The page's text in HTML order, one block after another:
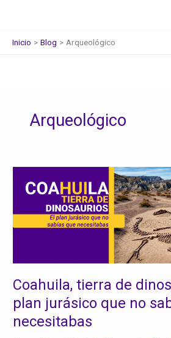
Inicio
Blog Arqueológico
Arqueológico
Coahuila, tierra de
plan jurásico que no
necesitabas
tierra
dinosaurios:
el
no
que
necesitabas